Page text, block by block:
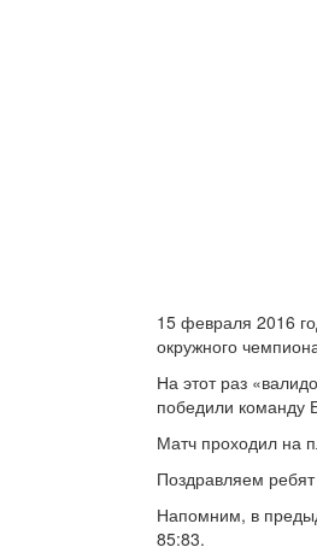
15 февраля 2016
окружного
На этот раз
победили команду
Матч проходил на
Поздравляем
Напомним, в
85:83.